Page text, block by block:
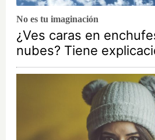
No es tu imaginación
¿Ves caras en
nubes? Tiene